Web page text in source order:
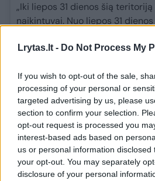
Lrytas.lt - Do Not Process My
If you wish to opt-out of the sale,
processing of your personal or
targeted advertising by us, please
section to confirm your selection.
opt-out request is processed you
interest-based ads based on
us or personal information
your opt-out. You may separately
disclosure of your personal
„Iki liepos 31 dienos šią
naikintuvai. Nuo liepos 31
atsižvelgiant į įvykius
erdvės stebėjimą,
sistemos, „Cougar“
Taip pat atitinkamuose radaro
dislokuotos papildomos radaro
Stojanovas.
Kaip skelbta, šeštadienio,
Rumunijos pusės į Bulgarijos
dronas, kuris sprogo maždaug